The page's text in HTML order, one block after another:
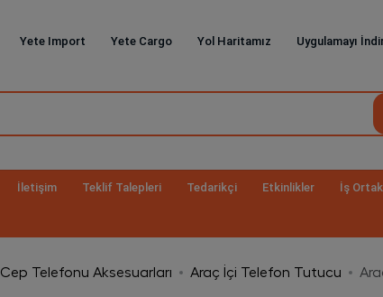
Yete Import Yete Cargo Yol Haritamız Uygulamayı
İletişim Teklif Talepleri Tedarikçi Etkinlikler İş
Cep Telefonu Aksesuarları Araç İçi Telefon Tutucu